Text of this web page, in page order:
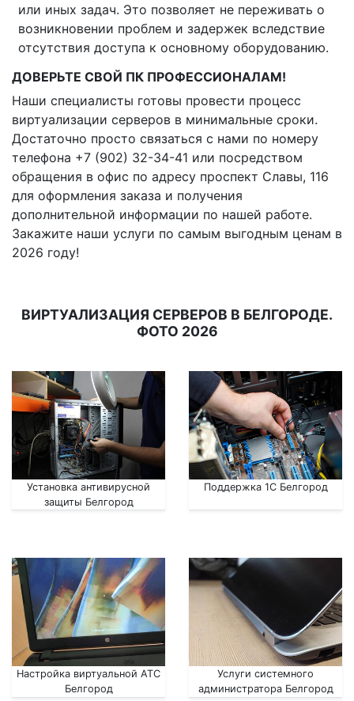
или иных задач. Это позволяет не переживать о
возникновении проблем и задержек вследствие
отсутствия доступа к основному оборудованию.
ДОВЕРЬТЕ СВОЙ ПК ПРОФЕССИОНАЛАМ!
Наши специалисты готовы провести процесс
виртуализации серверов в минимальные сроки.
Достаточно просто связаться с нами по номеру
телефона +7 (902) 32-34-41 или посредством
обращения в офис по адресу проспект Славы, 116
для оформления заказа и получения
дополнительной информации по нашей работе.
Закажите наши услуги по самым выгодным ценам в
2026 году!
ВИРТУАЛИЗАЦИЯ СЕРВЕРОВ В БЕЛГОРОДЕ.
ФОТО 2026
Установка антивирусной
защиты Белгород
Поддержка 1С Белгород
Настройка виртуальной АТС
Белгород
Услуги системного
администратора Белгород